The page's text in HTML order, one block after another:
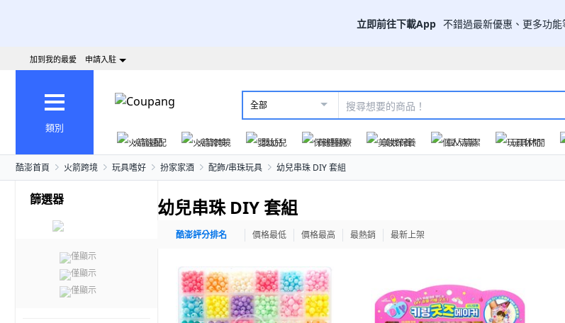
立即前往下載App 不錯過最新優惠、更多功能
加到我的最愛 申請入駐
類別
全部
火箭速配
火箭跨境 嬰幼兒 保健醫療 美妝保養 個人清潔 玩具休閒
酷澎首頁 火箭跨境 玩具嗜好 扮家家酒 配飾/串珠玩具 幼兒串珠 DIY 套組
篩選器
僅顯示
僅顯示
僅顯示
幼兒串珠 DIY 套組
酷澎評分排名 價格最低 價格最高 最熱銷 最新上架